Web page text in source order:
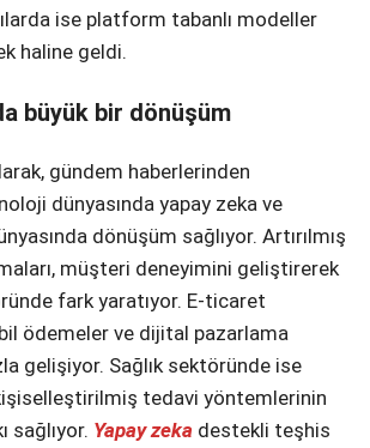
Telegram
ise platform tabanlı modeller
haline geldi.
büyük bir dönüşüm
gündem haberlerinden
dünyasında yapay zeka ve
dönüşüm sağlıyor. Artırılmış
müşteri deneyimini geliştirerek
fark yaratıyor. E-ticaret
ödemeler ve dijital pazarlama
gelişiyor. Sağlık sektöründe ise
tedavi yöntemlerinin
sağlıyor. Yapay zeka destekli teşhis